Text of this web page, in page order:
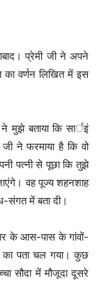
प्रेमी जी ने अपने
का वर्णन लिखित में इस
मुझे बताया कि सार्इं
जी ने फरमाया है कि वो
पत्नी से पूछा कि तुझे
वह पूज्य शहनशाह
संगत में बता दी।
के आस-पास के गांवों-
का पता चल गया। कुछ
सौदा में मौजूदा दूसरे